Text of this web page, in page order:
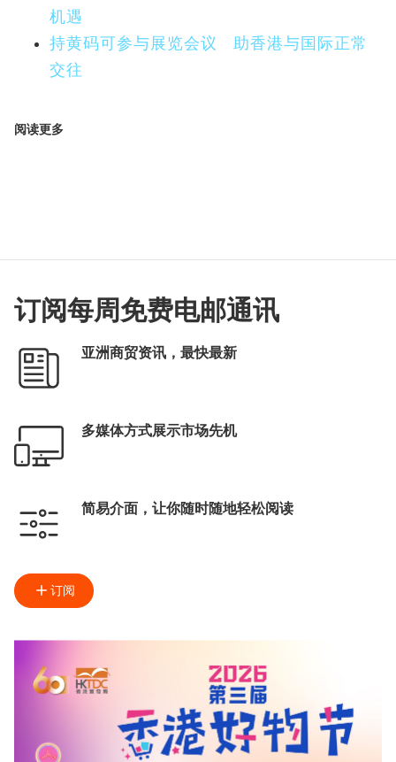
机遇
持黄码可参与展览会议 助香港与国际正常
交往
阅读更多
订阅每周免费电邮通讯
亚洲商贸资讯，最快最新
多媒体方式展示市场先机
简易介面，让你随时随地轻松阅读
订阅